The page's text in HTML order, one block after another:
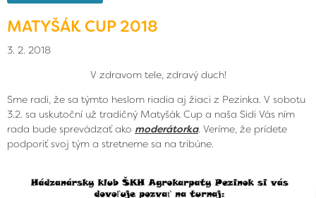
MATYŠÁK CUP 2018
3. 2. 2018
V zdravom tele, zdravý duch!
Sme radi, že sa týmto heslom riadia aj žiaci z Pezinka. V sobotu
3.2. sa uskutoční už tradičný Matyšák Cup a naša Sidi Vás ním
rada bude sprevádzať ako moderátorka. Veríme, že prídete
podporiť svoj tým a stretneme sa na tribúne.